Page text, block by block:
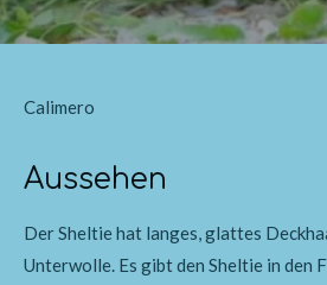
Calimero
Aussehen
Der Sheltie hat langes, glattes
Unterwolle. Es gibt den Sheltie in den